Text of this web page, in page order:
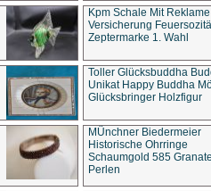
Kpm Schale Mit Reklame
Versicherung
Zeptermarke 1. Wahl
Toller Glücksbuddha
Unikat Happy Buddha
Glücksbringer Holzfigur
MÜnchner Biedermeier
Historische Ohrringe
Schaumgold 585
Perlen